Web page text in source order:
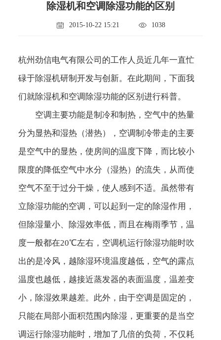
除湿机和空调除湿功能的区别
2015-10-22 15:21 1038
杭州劲信电气有限公司的工作人员近几年一直忙
碌于除湿机研制开发与创新。在此期间，下面我
们就除湿机和空调除湿功能的区别进行科普。
空调主要功能是制冷和制热，空气中的热量
分为显热和湿热（潜热），空调制冷带走的主要
是空气中的显热，使房间的温度下降，而比较小
限度的降低空气中水分（湿热）的流失，从而使
空气不至于过分干燥，使人感到不适。虽然带有
立除湿功能的空调，可以起到一定的除湿作用，
但除湿量小、除湿效率低，而且在梅雨季节，温
度一般都在20℃左右， 空调机运行除湿功能时吹
出的是冷风，越除湿环境温度越低，空气的露点
温度也越低，越接近蒸发器的表面温度，温差变
小，除湿效果越差。此外，由于空调是固定的，
只能在局部小面积范围内除湿，更重要的是当空
调运行除湿功能时，增加了几倍的负荷，不仅耗